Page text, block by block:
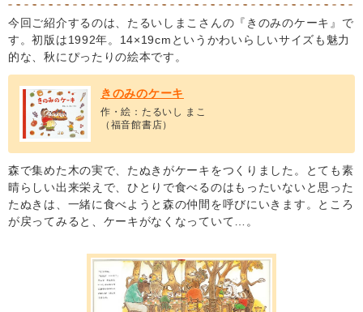
今回ご紹介するのは、たるいしまこさんの『きのみのケーキ』で
す。初版は1992年。14×19cmというかわいらしいサイズも魅力
的な、秋にぴったりの絵本です。
きのみのケーキ
作・絵：たるいし まこ
（福音館書店）
森で集めた木の実で、たぬきがケーキをつくりました。とても素
晴らしい出来栄えで、ひとりで食べるのはもったいないと思った
たぬきは、一緒に食べようと森の仲間を呼びにいきます。ところ
が戻ってみると、ケーキがなくなっていて…。